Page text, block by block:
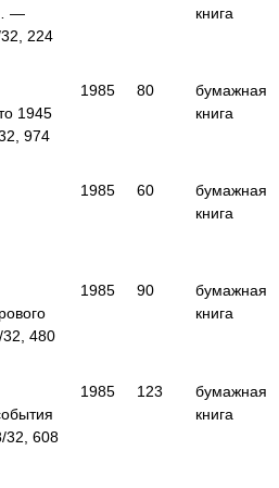
—
224
книга
1945
974
1985 80
бумажная
книга
1985 60
бумажная
книга
480
1985 90
бумажная
книга
32, 608
1985 123
бумажная
книга